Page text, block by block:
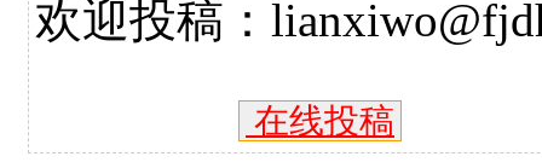
欢迎投稿：
在线投稿